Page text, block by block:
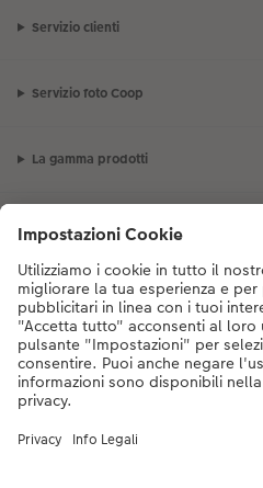
Servizio clienti
Servizio foto Coop
La gamma prodotti
I nostri consigli
Se hai domande sui prodotti o
lunedì alla domenica dalle 9:00
numero di telefono044 499 10 38 dal
20:00
DE|FR